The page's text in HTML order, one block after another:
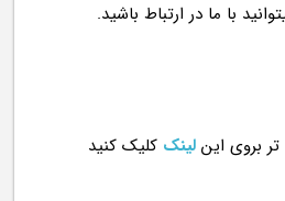
با ما در ارتباط باشید.
بروی اینلینک کلیک کنید